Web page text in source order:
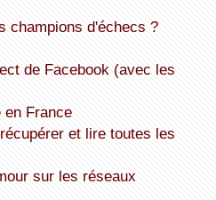
champions d'échecs ?
en France